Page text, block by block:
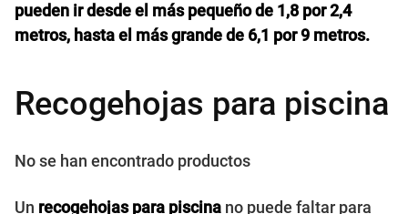
pueden ir desde el más pequeño de 1,8 por 2,4
metros, hasta el más grande de 6,1 por 9 metros.
Recogehojas para piscina
No se han encontrado productos
Un recogehojas para piscina no puede faltar para